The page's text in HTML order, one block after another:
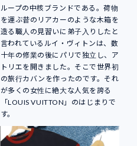
ループの中核ブランドである。荷物
を運ぶ昔のリアカーのような木箱を
造る職人の見習いに弟子入りしたと
言われているルイ・ヴィトンは、数
十年の修業の後にパリで独立し、ア
トリエを開きました。そこで世界初
の旅行カバンを作ったのです。それ
が多くの女性に絶大な人気を誇る
「LOUIS VUITTON」のはじまりで
す。